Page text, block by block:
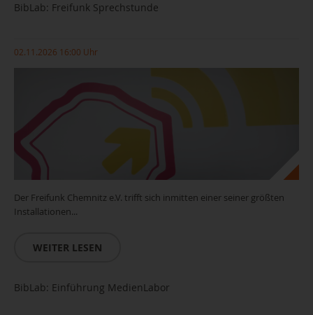
BibLab: Freifunk Sprechstunde
02.11.2026 16:00 Uhr
Der Freifunk Chemnitz e.V. trifft sich inmitten einer seiner größten
Installationen...
WEITER LESEN
BibLab: Einführung MedienLabor